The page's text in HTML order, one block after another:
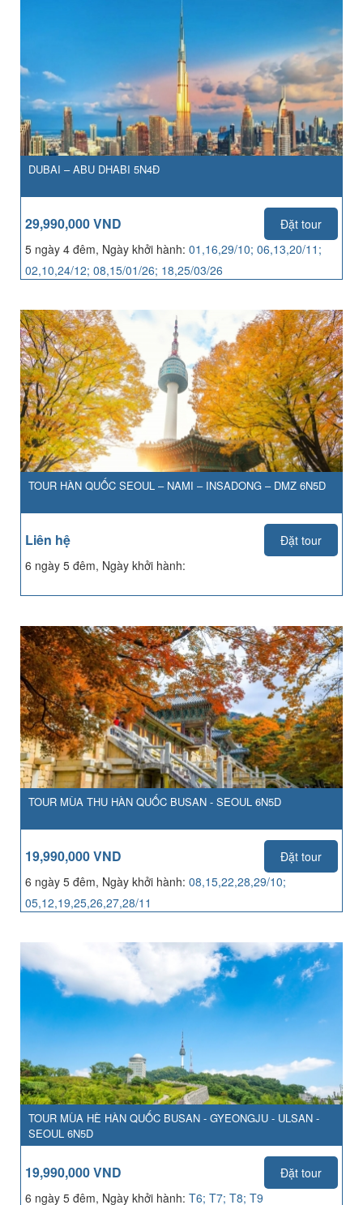
DUBAI – ABU DHABI 5N4Đ
29,990,000 VND
Đặt tour
5 ngày 4 đêm, Ngày khởi hành: 01,16,29/10; 06,13,20/11;
02,10,24/12; 08,15/01/26; 18,25/03/26
TOUR HÀN QUỐC SEOUL – NAMI – INSADONG – DMZ 6N5D
Liên hệ
Đặt tour
6 ngày 5 đêm, Ngày khởi hành:
TOUR MÙA THU HÀN QUỐC BUSAN - SEOUL 6N5D
19,990,000 VND
Đặt tour
6 ngày 5 đêm, Ngày khởi hành: 08,15,22,28,29/10;
05,12,19,25,26,27,28/11
TOUR MÙA HÈ HÀN QUỐC BUSAN - GYEONGJU - ULSAN -
SEOUL 6N5D
19,990,000 VND
Đặt tour
6 ngày 5 đêm, Ngày khởi hành: T6; T7; T8; T9